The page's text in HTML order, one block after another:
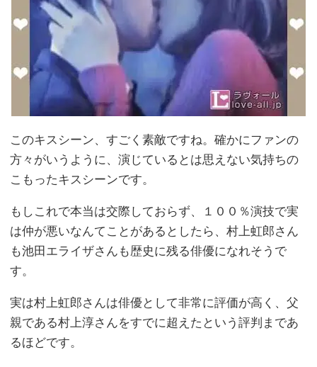
このキスシーン、すごく素敵ですね。確かにファンの
方々がいうように、演じているとは思えない気持ちの
こもったキスシーンです。
もしこれで本当は交際しておらず、１００％演技で実
は仲が悪いなんてことがあるとしたら、村上虹郎さん
も池田エライザさんも歴史に残る俳優になれそうで
す。
実は村上虹郎さんは俳優として非常に評価が高く、父
親である村上淳さんをすでに超えたという評判まであ
るほどです。